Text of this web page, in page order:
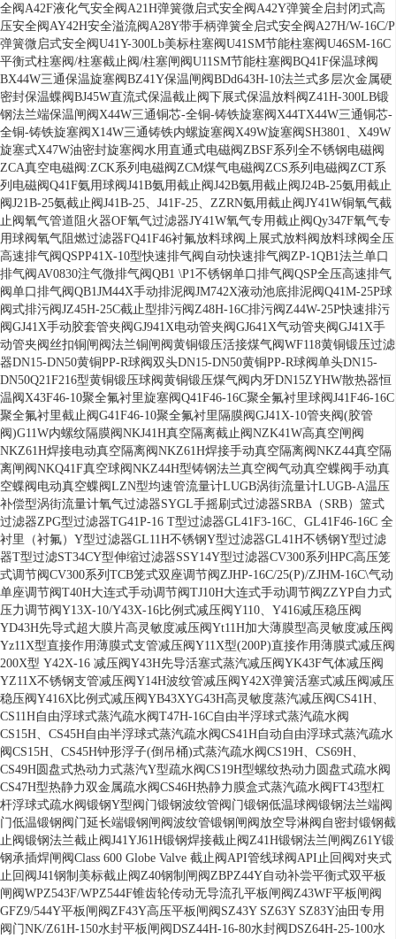
全阀A42F液化气安全阀A21H弹簧微启式安全阀A42Y弹簧全启封闭式高
压安全阀AY42H安全溢流阀A28Y带手柄弹簧全启式安全阀A27H/W-16C/P
弹簧微启式安全阀U41Y-300Lb美标柱塞阀U41SM节能柱塞阀U46SM-16C
平衡式柱塞阀/柱塞截止阀/柱塞闸阀U11SM节能柱塞阀BQ41F保温球阀
BX44W三通保温旋塞阀BZ41Y保温闸阀BDd643H-10法兰式多层次金属硬
密封保温蝶阀BJ45W直流式保温截止阀下展式保温放料阀Z41H-300LB锻
钢法兰端保温闸阀X44W三通铜芯-全铜-铸铁旋塞阀X44TX44W三通铜芯-
全铜-铸铁旋塞阀X14W三通铸铁内螺旋塞阀X49W旋塞阀 SH3801、X49W
旋塞式X47W油密封旋塞阀水用直通式电磁阀ZBSF系列全不锈钢电磁阀
ZCA真空电磁阀 :ZCK系列电磁阀ZCM煤气电磁阀ZCS系列电磁阀ZCT系
列电磁阀Q41F氨用球阀J41B氨用截止阀J42B氨用截止阀J24B-25氨用截止
阀J21B-25氨截止阀J41B-25、J41F-25、ZZRN氨用截止阀JY41W铜氧气截
止阀氧气管道阻火器OF氧气过滤器JY41W氧气专用截止阀Qy347F氧气专
用球阀氧气阻燃过滤器FQ41F46衬氟放料球阀上展式放料阀 放料球阀全压
高速排气阀QSPP41X-10型快速排气阀 自动快速排气阀ZP-1QB1法兰单口
排气阀AV0830注气微排气阀QB1 \P1不锈钢单口排气阀QSP全压高速排气
阀单口排气阀QB1JM44X手动排泥阀JM742X液动池底排泥阀Q41M-25P球
阀式排污阀JZ45H-25C截止型排污阀Z48H-16C排污阀Z44W-25P快速排污
阀GJ41X手动胶套管夹阀GJ941X电动管夹阀GJ641X气动管夹阀GJ41X手
动管夹阀丝扣铜闸阀法兰铜闸阀黄铜锻压活接煤气阀WF118黄铜锻压过滤
器DN15-DN50黄铜PP-R球阀双头DN15-DN50黄铜PP-R球阀单头DN15-
DN50Q21F216型黄铜锻压球阀黄铜锻压煤气阀内牙DN15ZYHW散热器恒
温阀X43F46-10聚全氟衬里旋塞阀Q41F46-16C聚全氟衬里球阀J41F46-16C
聚全氟衬里截止阀G41F46-10聚全氟衬里隔膜阀GJ41X-10管夹阀(胶管
阀)G11W内螺纹隔膜阀NKJ41H真空隔离截止阀NZK41W高真空闸阀
NKZ61H焊接电动真空隔离阀NKZ61H焊接手动真空隔离阀NKZ44真空隔
离闸阀NKQ41F真空球阀NKZ44H型铸钢法兰真空阀气动真空蝶阀手动真
空蝶阀 电动真空蝶阀LZN型均速管流量计LUGB涡街流量计LUGB-A温压
补偿型涡街流量计氧气过滤器SYGL手摇刷式过滤器SRBA（SRB）篮式
过滤器ZPG型过滤器TG41P-16 T型过滤器GL41F3-16C、GL41F46-16C 全
衬里（衬氟）Y型过滤器GL11H不锈钢Y型过滤器GL41H不锈钢Y型过滤
器T型过滤ST34CY型伸缩过滤器SSY14Y型过滤器CV300系列HPC高压笼
式调节阀CV300系列TCB笼式双座调节阀ZJHP-16C/25(P)/ZJHM-16C\气动
单座调节阀T40H大连式手动调节阀TJ10H大连式手动调节阀ZZYP自力式
压力调节阀Y13X-10/Y43X-16比例式减压阀Y110、Y416减压稳压阀
YD43H先导式超大膜片高灵敏度减压阀Yt11H加大薄膜型高灵敏度减压阀
Yz11X型直接作用薄膜式支管减压阀Y11X型(200P)直接作用薄膜式减压阀
200X型 Y42X-16 减压阀Y43H先导活塞式蒸汽减压阀YK43F气体减压阀
YZ11X不锈钢支管减压阀Y14H波纹管减压阀Y42X弹簧活塞式减压阀减压
稳压阀Y416X比例式减压阀YB43XYG43H高灵敏度蒸汽减压阀CS41H、
CS11H自由浮球式蒸汽疏水阀T47H-16C自由半浮球式蒸汽疏水阀
CS15H、CS45H自由半浮球式蒸汽疏水阀CS41H自动自由浮球式蒸汽疏水
阀CS15H、CS45H钟形浮子(倒吊桶)式蒸汽疏水阀CS19H、CS69H、
CS49H圆盘式热动力式蒸汽Y型疏水阀CS19H型螺纹热动力圆盘式疏水阀
CS47H型热静力双金属疏水阀CS46H热静力膜盒式蒸汽疏水阀FT43型杠
杆浮球式疏水阀锻钢Y型阀门锻钢波纹管阀门锻钢低温球阀锻钢法兰端阀
门低温锻钢阀门 延长端锻钢闸阀波纹管锻钢闸阀 放空导淋阀 自密封锻钢截
止阀锻钢法兰截止阀J41YJ61H锻钢焊接截止阀Z41H锻钢法兰闸阀Z61Y锻
钢承插焊闸阀Class 600 Globe Valve 截止阀API管线球阀API止回阀对夹式
止回阀J41钢制美标截止阀Z40钢制闸阀ZBPZ44Y自动补尝平衡式双平板
闸阀WPZ543F/WPZ544F锥齿轮传动无导流孔平板闸阀Z43WF平板闸阀
GFZ9/544Y平板闸阀ZF43Y高压平板闸阀 SZ43Y SZ63Y SZ83Y油田专用
阀门NK/Z61H-150水封平板闸阀DSZ44H-16-80水封阀DSZ64H-25-100水